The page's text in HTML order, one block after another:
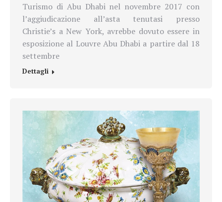
Turismo di Abu Dhabi nel novembre 2017 con
l’aggiudicazione all’asta tenutasi presso
Christie’s a New York, avrebbe dovuto essere in
esposizione al Louvre Abu Dhabi a partire dal 18
settembre
Dettagli